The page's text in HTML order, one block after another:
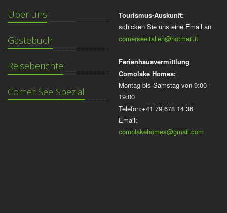
Über uns
Gästebuch
Reiseberichte
Comer See Spezial
Tourismus-Auskunft:
schicken Sie uns eine Email an
comerseeitalien@hotmail.it
Ferienhausvermittlung
Comolake Homes:
Montag bis Samstag von 9:00 -
19:00
Telefon:+41 79 678 14 36
Email:
comolakehomes@gmail.com